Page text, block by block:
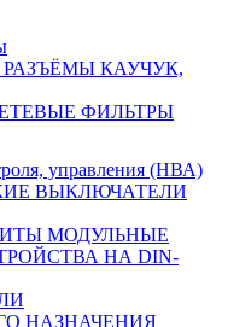
КАУЧУК,
ФИЛЬТРЫ
управления (НВА)
ВЫКЛЮЧАТЕЛИ
МОДУЛЬНЫЕ
НА DIN-
НАЗНАЧЕНИЯ